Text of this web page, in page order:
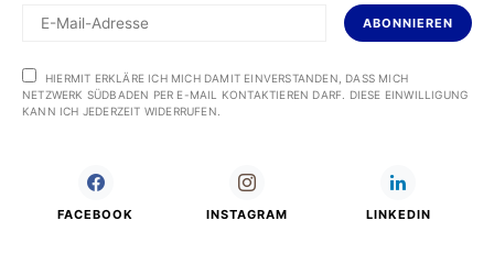
ABONNIEREN
HIERMIT ERKLÄRE ICH MICH DAMIT EINVERSTANDEN, DASS MICH
NETZWERK SÜDBADEN PER E-MAIL KONTAKTIEREN DARF. DIESE EINWILLIGUNG
KANN ICH JEDERZEIT WIDERRUFEN.
FACEBOOK INSTAGRAM LINKEDIN